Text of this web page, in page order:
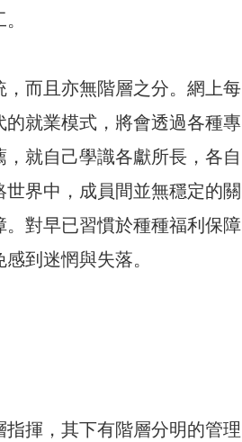
而且亦無階層之分。網上每
就業模式，將會透過各種專
就自己學識各獻所長，各自
界中，成員間並無穩定的關
對早已習慣於種種福利保障
到迷惘與失落。
揮，其下有階層分明的管理